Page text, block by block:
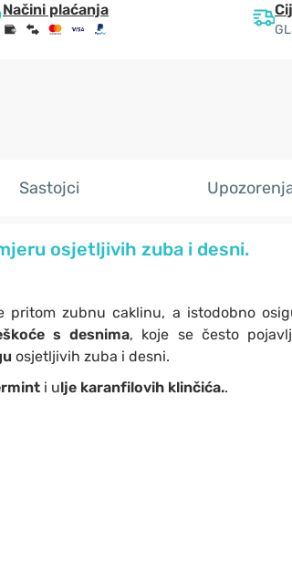
Načini plaćanja
Sastojci
osjetljivih zuba i desni.
pritom zubnu caklinu, a istodobno
s desnima, koje se često
osjetljivih zuba i desni.
i ulje karanfilovih klinčića..